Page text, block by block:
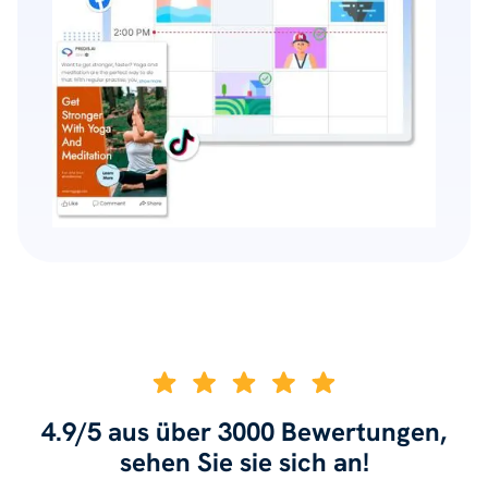
4.9/5 aus über 3000 Bewertungen,
sehen Sie sie sich an!